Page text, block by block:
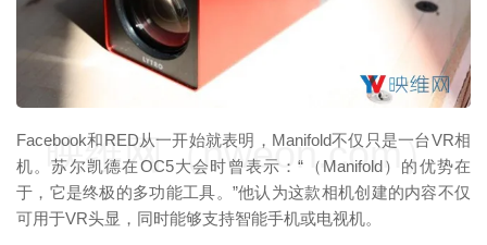
Facebook和RED从一开始就表明，Manifold不仅只是一台VR相
机。苏尔凯德在OC5大会时曾表示：“（Manifold）的优势在
于，它是终极的多功能工具。”他认为这款相机创建的内容不仅
可用于VR头显，同时能够支持智能手机或电视机。
映维网（nweon.com）